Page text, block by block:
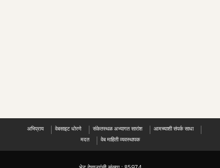
अभिप्राय वेबसाइट धोरणे संकेतस्थळ अभ्यागत सारांश
आमच्याशी संपर्क साधा
मदत
वेब माहिती व्यवस्थापक